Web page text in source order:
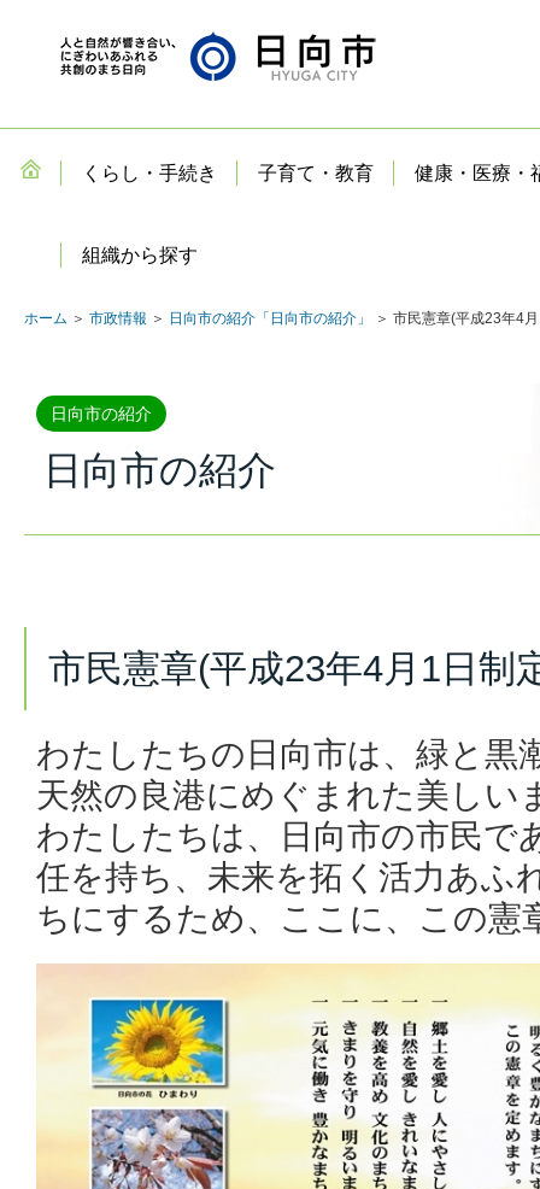
くらし・手続き 子育て・教育 健康・医療・
組織から探す
ホーム ＞ 市政情報 ＞ 日向市の紹介「日向市の紹介」 ＞ 市民憲章(平成23年4
日向市の紹介
日向市の紹介
市民憲章(平成23年4月1日制
わたしたちの日向市は、緑と黒
天然の良港にめぐまれた美しい
わたしたちは、日向市の市民で
任を持ち、未来を拓く活力あふ
ちにするため、ここに、この憲